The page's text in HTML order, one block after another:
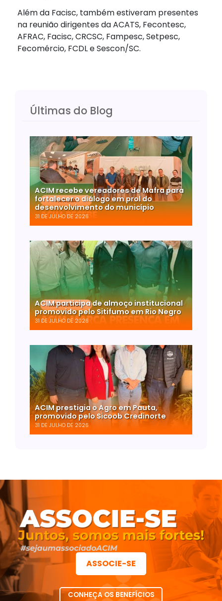
Além da Facisc, também estiveram presentes
na reunião dirigentes da ACATS, Fecontesc,
AFRAC, Facisc, CRCSC, Fampesc, Setpesc,
Fecomércio, FCDL e Sescon/SC.
Últimas do Blog
ACIM recebe vereadores de Mafra para
fortalecer o diálogo em prol do
desenvolvimento do município
31 DE JULHO DE 2026
ACIM participa de almoço institucional
promovido pelo Sitifumo em Rio Negro
31 DE JULHO DE 2026
ACIM prestigia o Agro em Pauta,
promovido pelo Sicoob Credinorte
31 DE JULHO DE 2026
ASSOCIE-SE
CONHEÇA OS BENEFÍCIOS